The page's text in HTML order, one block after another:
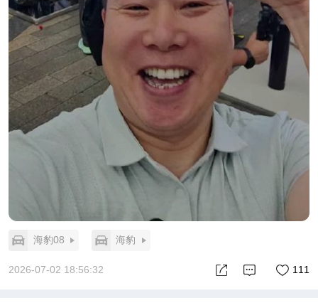
海豹08 海豹
2026-07-02 18:56:32 111